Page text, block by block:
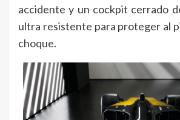
accidente y un cockpit cerrado
ultra resistente para proteger al
choque.